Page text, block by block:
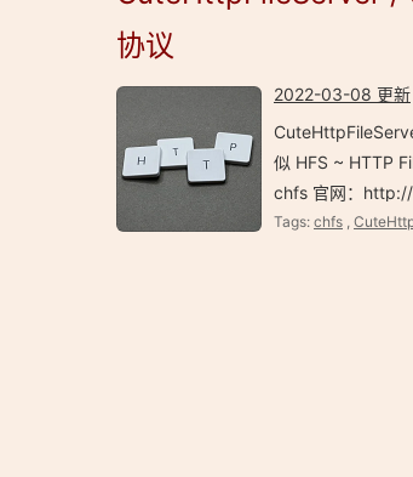
协议
2022-03-08 更新
似 HFS ~ HTTP
chfs 官网：
Tags: chfs ,